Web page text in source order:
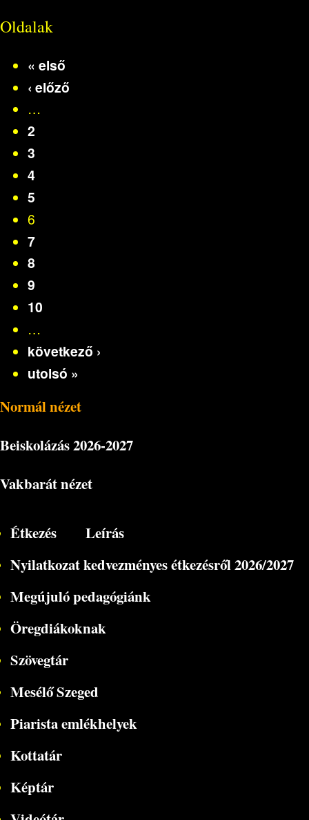
Oldalak
« első
‹ előző
…
2
3
4
5
6
7
8
9
10
…
következő ›
utolsó »
Normál nézet
Beiskolázás2026-2027
Vakbarát nézet
Étkezés
Leírás
Nyilatkozat kedvezményes étkezésről 2026/2027
Megújuló pedagógiánk
Öregdiákoknak
Szövegtár
Mesélő Szeged
Piarista emlékhelyek
Kottatár
Képtár